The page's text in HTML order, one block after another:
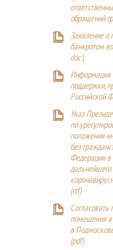
обращений
Заявление о
банкротом
doc)
Информация
поддержки,
Российской
Указ
по
положения
без
Федерации в
дальнейшего
(rtf)
помещения
в
(pdf)